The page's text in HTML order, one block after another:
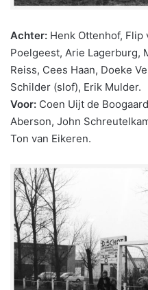
Achter: Henk Ottenhof, Flip
Poelgeest, Arie Lagerburg,
Reiss, Cees Haan, Doeke
Schilder (slof), Erik Mulder.
Voor: Coen Uijt de
Aberson, John
Ton van Eikeren.